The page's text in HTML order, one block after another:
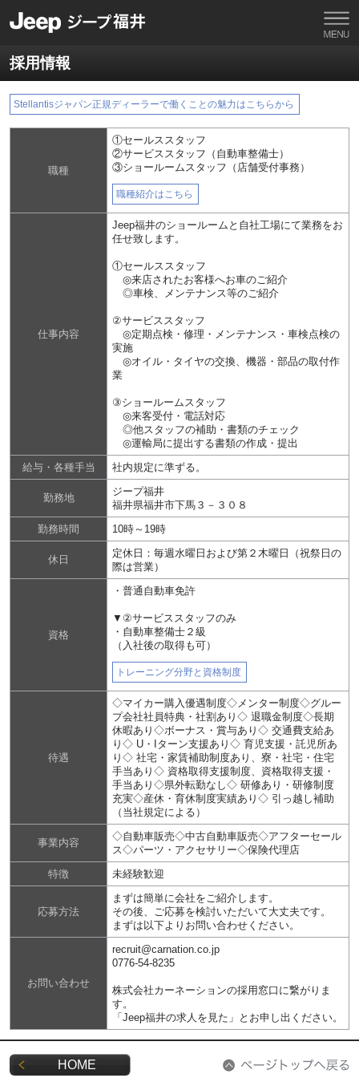
採用情報
Stellantisジャパン正規ディーラーで働くことの魅力はこちらから
職種
①セールススタッフ
②サービススタッフ（自動車整備士）
③ショールームスタッフ（店舗受付事務）
職種紹介はこちら
仕事内容
Jeep福井のショールームと自社工場にて業務をお
任せ致します。
①セールススタッフ
◎来店されたお客様へお車のご紹介
◎車検、メンテナンス等のご紹介
②サービススタッフ
◎定期点検・修理・メンテナンス・車検点検の
実施
◎オイル・タイヤの交換、機器・部品の取付作
業
③ショールームスタッフ
◎来客受付・電話対応
◎他スタッフの補助・書類のチェック
◎運輸局に提出する書類の作成・提出
給与・各種手当
社内規定に準ずる。
勤務地
ジープ福井
福井県福井市下馬３－３０８
勤務時間
10時～19時
休日
定休日：毎週水曜日および第２木曜日（祝祭日の
際は営業）
資格
・普通自動車免許
▼②サービススタッフのみ
・自動車整備士２級
（入社後の取得も可）
トレーニング分野と資格制度
待遇
◇マイカー購入優遇制度◇メンター制度◇グルー
プ会社社員特典・社割あり◇ 退職金制度◇長期
休暇あり◇ボーナス・賞与あり◇ 交通費支給あ
り◇ U・Iターン支援あり◇ 育児支援・託児所あ
り◇ 社宅・家賃補助制度あり、寮・社宅・住宅
手当あり◇ 資格取得支援制度、資格取得支援・
手当あり◇県外転勤なし◇ 研修あり・研修制度
充実◇産休・育休制度実績あり◇ 引っ越し補助
（当社規定による）
事業内容
◇自動車販売◇中古自動車販売◇アフターセール
ス◇パーツ・アクセサリー◇保険代理店
特徴
未経験歓迎
応募方法
まずは簡単に会社をご紹介します。
その後、ご応募を検討いただいて大丈夫です。
まずは以下よりお問い合わせください。
お問い合わせ
recruit@carnation.co.jp
0776-54-8235
株式会社カーネーションの採用窓口に繋がりま
す。
「Jeep福井の求人を見た」とお申し出ください。
HOME